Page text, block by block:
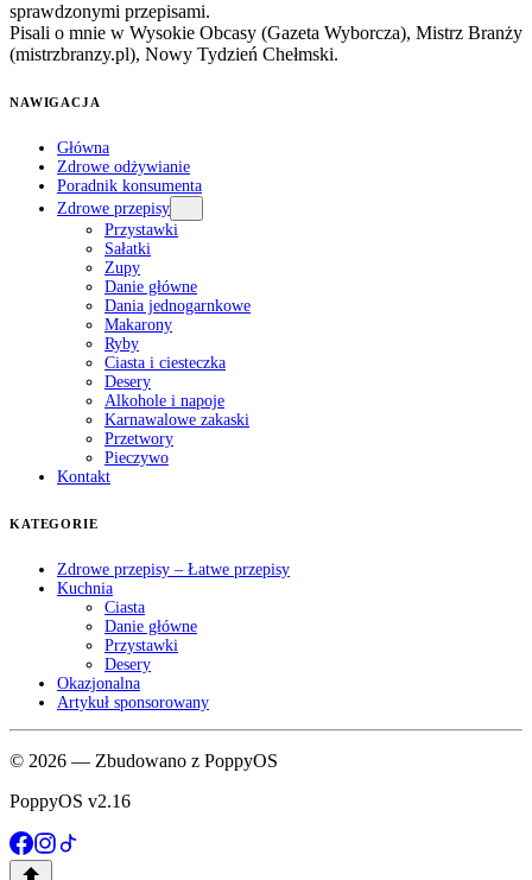
sprawdzonymi przepisami.
Pisali o mnie w Wysokie Obcasy (Gazeta Wyborcza), Mistrz Branży
(mistrzbranzy.pl), Nowy Tydzień Chełmski.
NAWIGACJA
Główna
Zdrowe odżywianie
Poradnik konsumenta
Zdrowe przepisy
Przystawki
Sałatki
Zupy
Danie główne
Dania jednogarnkowe
Makarony
Ryby
Ciasta i ciesteczka
Desery
Alkohole i napoje
Karnawalowe zakaski
Przetwory
Pieczywo
Kontakt
KATEGORIE
Zdrowe przepisy – Łatwe przepisy
Kuchnia
Ciasta
Danie główne
Przystawki
Desery
Okazjonalna
Artykuł sponsorowany
© 2026 — Zbudowano z PoppyOS
PoppyOS v2.16